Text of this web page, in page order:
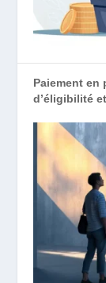
Paiement
d’éligibilité